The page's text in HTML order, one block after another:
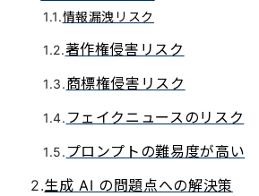
情報漏洩リスク
著作権侵害リスク
商標権侵害リスク
フェイクニュースのリスク
プロンプトの難易度が高い
生成 AI の問題点への解決策